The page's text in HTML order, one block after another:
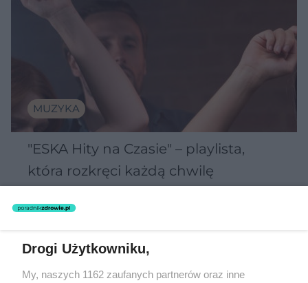
MUZYKA
"ESKA Hity na Czasie" – playlista,
która rozkręci każdą chwilę
Drogi Użytkowniku,
My, naszych 1162 zaufanych partnerów oraz inne